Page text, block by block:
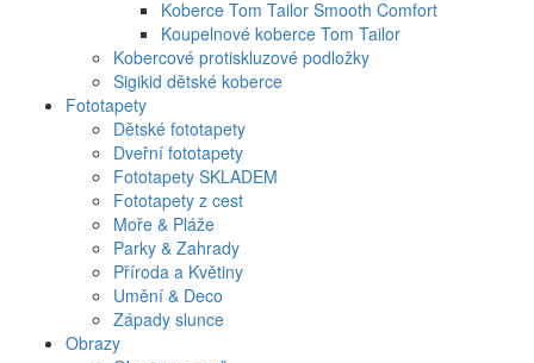
Koberce Tom Tailor Smooth Comfort
Koupelnové koberce Tom Tailor
Kobercové protiskluzové podložky
Sigikid dětské koberce
Fototapety
Dětské fototapety
Dveřní fototapety
Fototapety SKLADEM
Fototapety z cest
Moře & Pláže
Parky & Zahrady
Příroda a Květiny
Umění & Deco
Západy slunce
Obrazy